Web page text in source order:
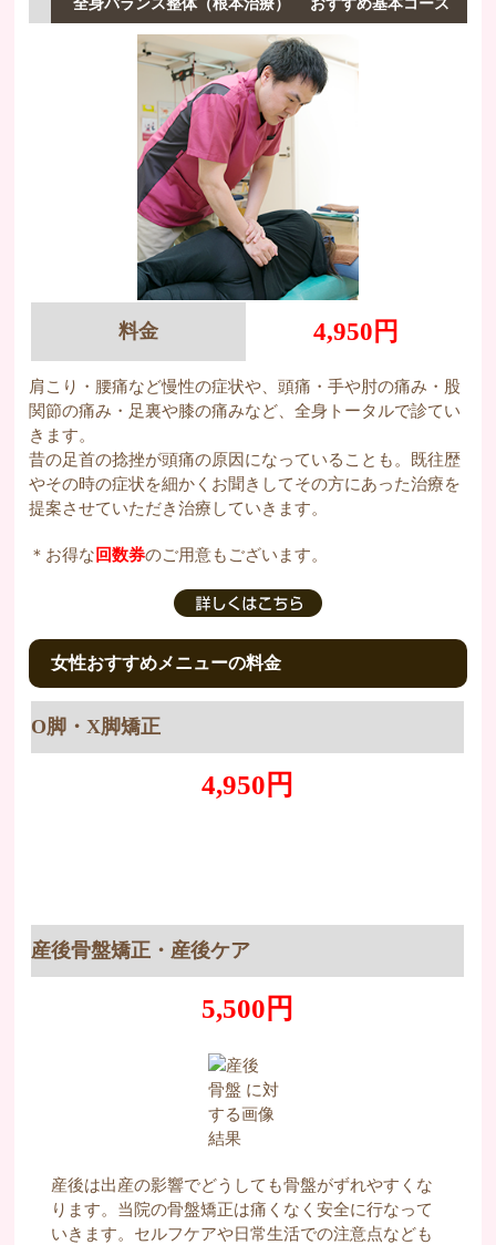
全身バランス整体（根本治療） おすすめ基本コース
料金 4,950円
肩こり・腰痛など慢性の症状や、頭痛・手や肘の痛み・股
関節の痛み・足裏や膝の痛みなど、全身トータルで診てい
きます。
昔の足首の捻挫が頭痛の原因になっていることも。既往歴
やその時の症状を細かくお聞きしてその方にあった治療を
提案させていただき治療していきます。
＊お得な 回数券のご用意もございます。
女性おすすめメニューの料金
O脚・X脚矯正
4,950 円
産後骨盤矯正・産後ケア
5,500 円
産後は出産の影響でどうしても骨盤がずれやすくな
ります。当院の骨盤矯正は痛くなく安全に行なって
いきます。セルフケアや日常生活での注意点なども